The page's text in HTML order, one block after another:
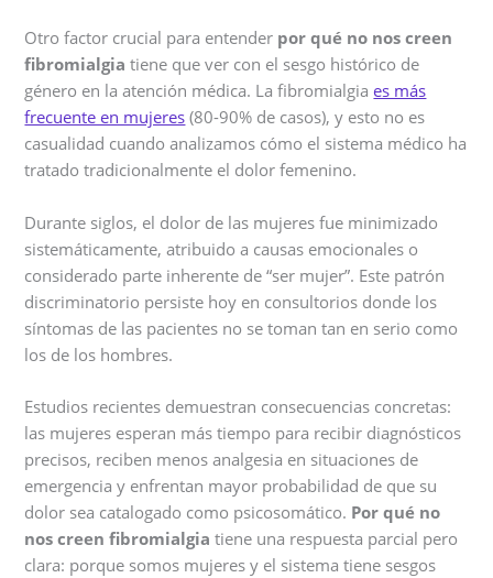
Otro factor crucial para entender por qué no nos creen
fibromialgia tiene que ver con el sesgo histórico de
género en la atención médica. La fibromialgiaes más
frecuente en mujeres (80-90% de casos), y esto no es
casualidad cuando analizamos cómo el sistema médico ha
tratado tradicionalmente el dolor femenino.
Durante siglos, el dolor de las mujeres fue minimizado
sistemáticamente, atribuido a causas emocionales o
considerado parte inherente de “ser mujer”. Este patrón
discriminatorio persiste hoy en consultorios donde los
síntomas de las pacientes no se toman tan en serio como
los de los hombres.
Estudios recientes demuestran consecuencias concretas:
las mujeres esperan más tiempo para recibir diagnósticos
precisos, reciben menos analgesia en situaciones de
emergencia y enfrentan mayor probabilidad de que su
dolor sea catalogado como psicosomático. Por qué no
nos creen fibromialgia tiene una respuesta parcial pero
clara: porque somos mujeres y el sistema tiene sesgos